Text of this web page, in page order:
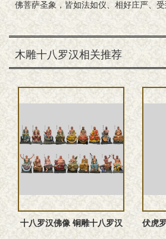
佛菩萨圣象，皆如法如仪、相好庄严、受
木雕十八罗汉相关推荐
十八罗汉佛像 铜雕十八罗汉